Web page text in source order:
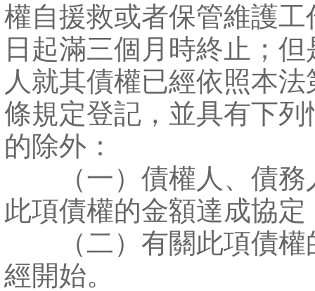
權自援救或者保管維護工
日起滿三個月時終止；
人就其債權已經依照本
條規定登記，並具有下列
的除外：
（一）債權人、債務
此項債權的金額達成協定
（二）有關此項債權
經開始。